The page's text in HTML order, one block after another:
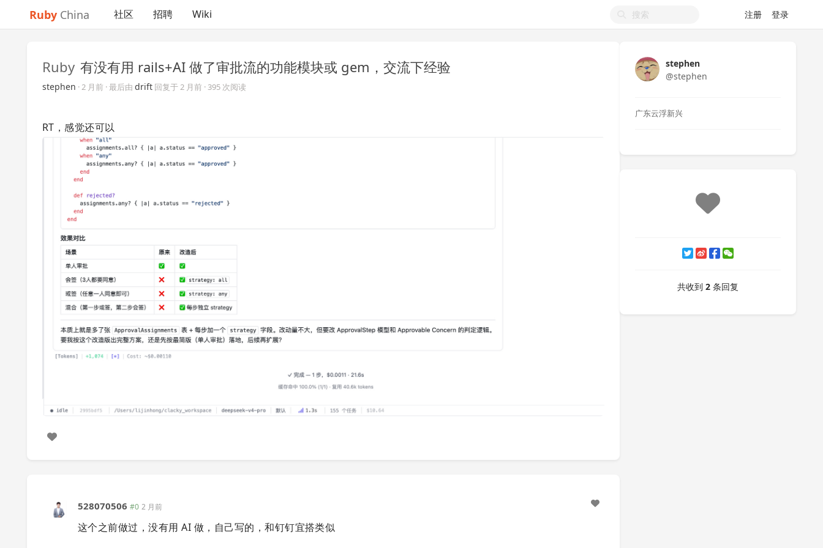
Ruby China 社区 招聘 Wiki 注册 登录
Ruby 有没有用 rails+AI 做了审批流的功能模块或 gem，交流下经验
stephen ·2 月前 · 最后由 drift 回复于2 月前 · 395 次阅读
RT，感觉还可以
528070506 #0 2 月前
这个之前做过，没有用 AI 做，自己写的，和钉钉宜搭类似
stephen
@stephen
广东云浮新兴
共收到 2 条回复